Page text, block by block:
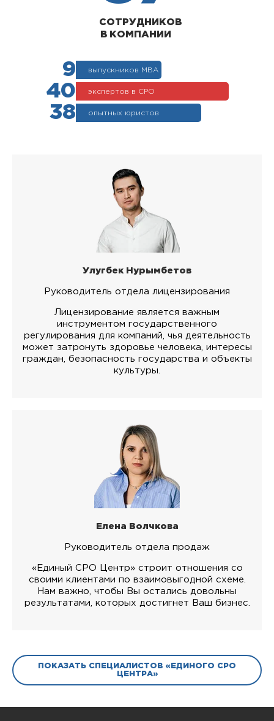
СОТРУДНИКОВ
В КОМПАНИИ
9 выпускников МВА
40 экспертов в СРО
38 опытных юристов
Улугбек Нурымбетов
Руководитель отдела лицензирования
Лицензирование является важным
инструментом государственного
регулирования для компаний, чья деятельность
может затронуть здоровье человека, интересы
граждан, безопасность государства и объекты
культуры.
Елена Волчкова
Руководитель отдела продаж
«Единый СРО Центр» строит отношения со
своими клиентами по взаимовыгодной схеме.
Нам важно, чтобы Вы остались довольны
результатами, которых достигнет Ваш бизнес.
ПОКАЗАТЬ СПЕЦИАЛИСТОВ «ЕДИНОГО СРО
ЦЕНТРА»